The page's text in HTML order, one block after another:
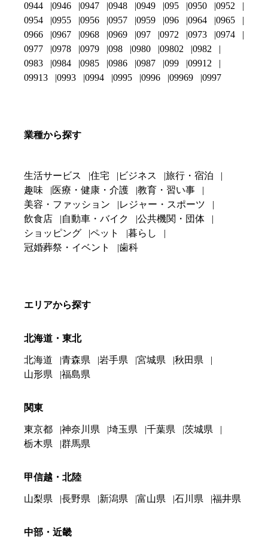
0944
0946 0947 0948 0949 095 0950
0952
0954
0955 0956 0957 0959 096 0964
0965
0966
0967 0968 0969 097 0972 0973
0974
0977
0978 0979 098 0980 09802
0982
0983
0984 0985 0986 0987 099
09912
09913
0993 0994 0995 0996 09969 0997
業種から探す
生活サービス 住宅 ビジネス
旅行・宿泊
趣味
医療・健康・介護
教育・習い事
美容・ファッション
レジャー・スポーツ
飲食店
自動車・バイク
公共機関・団体
ショッピング
ペット
暮らし
冠婚葬祭・イベント
歯科
エリアから探す
北海道・東北
北海道 青森県 岩手県 宮城県
秋田県
山形県
福島県
関東
東京都 神奈川県 埼玉県 千葉県
茨城県
栃木県
群馬県
甲信越・北陸
山梨県 長野県 新潟県 富山県 石川県 福井県
中部・近畿